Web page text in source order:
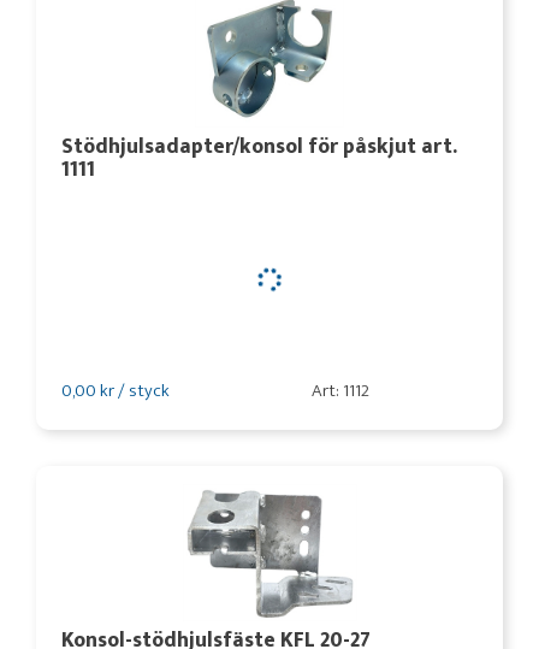
Stödhjulsadapter/konsol för påskjut art.
1111
0,00 kr / styck Art: 1112
Konsol-stödhjulsfäste KFL 20-27